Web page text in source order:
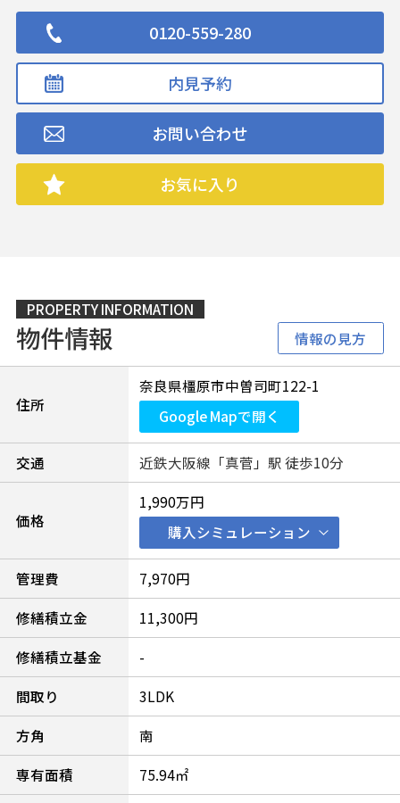
0120-559-280
内見予約
お問い合わせ
お気に入り
PROPERTY INFORMATION
物件情報 情報の見方
住所
奈良県橿原市中曽司町122-1
Google Mapで開く
交通 近鉄大阪線「真菅」駅 徒歩10分
価格
1,990万円
購入シミュレーション
管理費
7,970円
修繕積立金
11,300円
修繕積立基金
-
間取り
3LDK
方角
南
専有面積
75.94㎡